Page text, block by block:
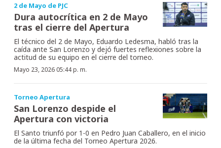
2 de Mayo de PJC
Dura autocrítica en 2 de Mayo
tras el cierre del Apertura
El técnico del 2 de Mayo, Eduardo Ledesma, habló tras la
caída ante San Lorenzo y dejó fuertes reflexiones sobre la
actitud de su equipo en el cierre del torneo.
Mayo 23, 2026 05:44 p. m.
Torneo Apertura
San Lorenzo despide el
Apertura con victoria
El Santo triunfó por 1-0 en Pedro Juan Caballero, en el inicio
de la última fecha del Torneo Apertura 2026.